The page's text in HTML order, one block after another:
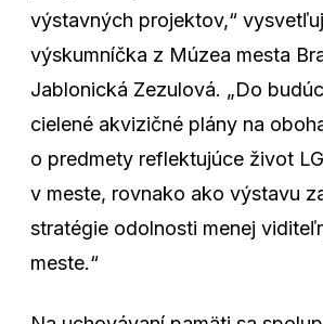
výstavných projektov,“
výskumníčka z Múzea mesta
Jablonická Zezulová. „Do
cielené akvizičné plány na
o predmety reflektujúce život
v meste, rovnako ako výstavu
stratégie odolnosti menej
meste.“